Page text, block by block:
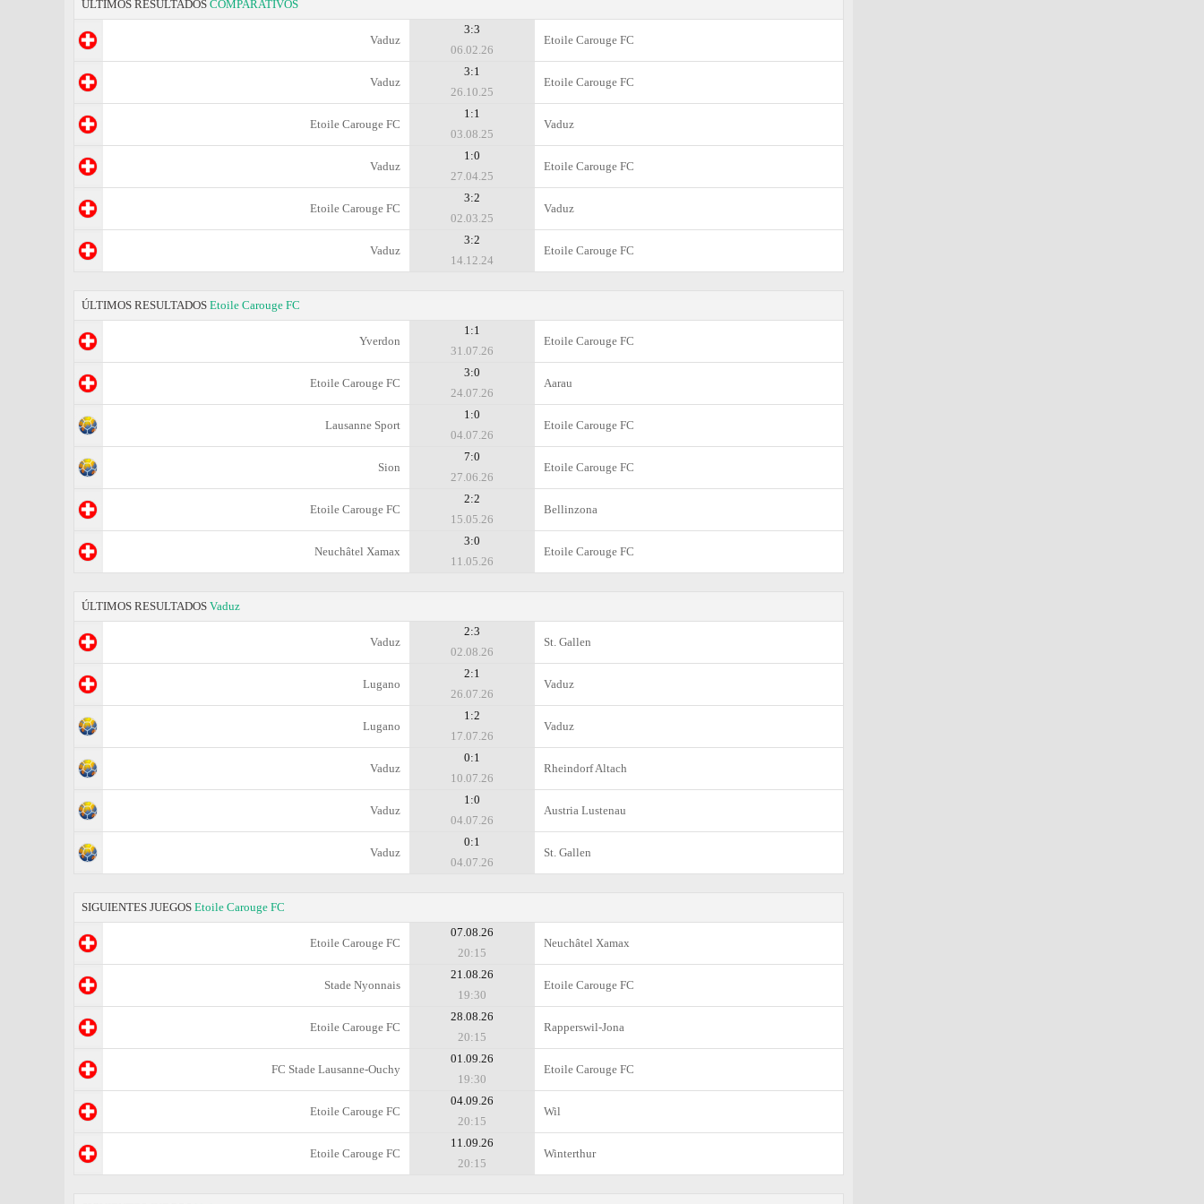
ÚLTIMOS RESULTADOS COMPARATIVOS
Vaduz
3:3
06.02.26
Etoile Carouge FC
Vaduz
3:1
26.10.25
Etoile Carouge FC
Etoile Carouge FC
1:1
03.08.25
Vaduz
Vaduz
1:0
27.04.25
Etoile Carouge FC
Etoile Carouge FC
3:2
02.03.25
Vaduz
Vaduz
3:2
14.12.24
Etoile Carouge FC
ÚLTIMOS RESULTADOS Etoile Carouge FC
Yverdon
1:1
31.07.26
Etoile Carouge FC
Etoile Carouge FC
3:0
24.07.26
Aarau
Lausanne Sport
1:0
04.07.26
Etoile Carouge FC
Sion
7:0
27.06.26
Etoile Carouge FC
Etoile Carouge FC
2:2
15.05.26
Bellinzona
Neuchâtel Xamax
3:0
11.05.26
Etoile Carouge FC
ÚLTIMOS RESULTADOS Vaduz
Vaduz
2:3
02.08.26
St. Gallen
Lugano
2:1
26.07.26
Vaduz
Lugano
1:2
17.07.26
Vaduz
Vaduz
0:1
10.07.26
Rheindorf Altach
Vaduz
1:0
04.07.26
Austria Lustenau
Vaduz
0:1
04.07.26
St. Gallen
SIGUIENTES JUEGOS Etoile Carouge FC
Etoile Carouge FC
07.08.26
20:15
Neuchâtel Xamax
Stade Nyonnais
21.08.26
19:30
Etoile Carouge FC
Etoile Carouge FC
28.08.26
20:15
Rapperswil-Jona
FC Stade Lausanne-Ouchy
01.09.26
19:30
Etoile Carouge FC
Etoile Carouge FC
04.09.26
20:15
Wil
Etoile Carouge FC
11.09.26
20:15
Winterthur